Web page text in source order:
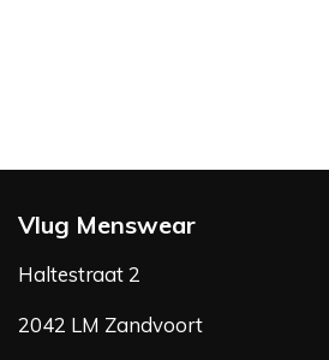
Vlug Menswear
Haltestraat 2
2042 LM Zandvoort